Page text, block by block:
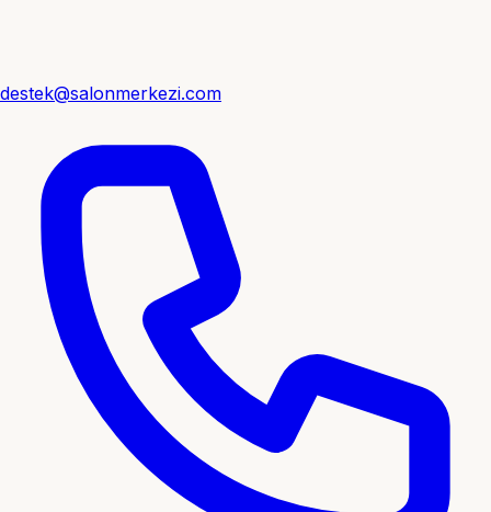
destek@salonmerkezi.com